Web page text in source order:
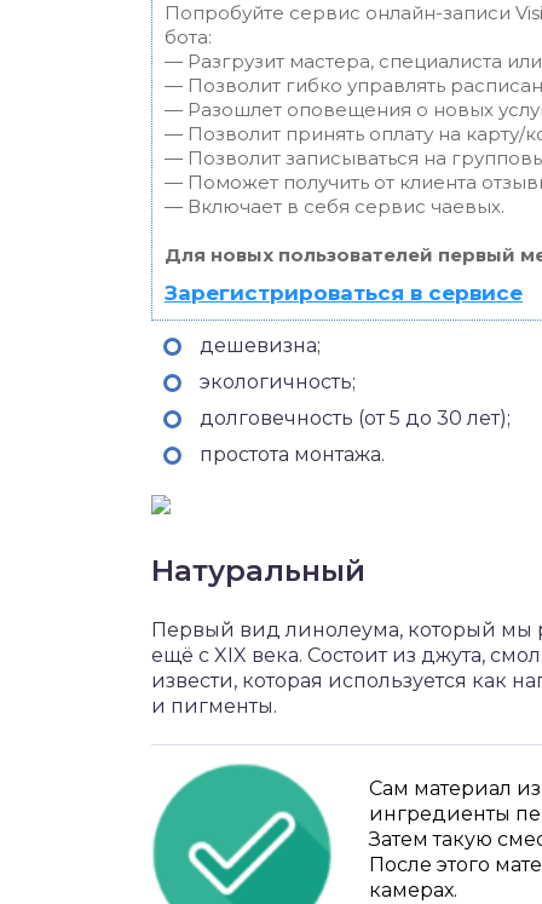
Попробуйте сервис онлайн-записи
бота:
— Разгрузит мастера, специалиста
— Позволит гибко управлять
— Разошлет оповещения о новых
— Позволит принять оплату на карту/
— Позволит записываться на
— Поможет получить от клиента
— Включает в себя сервис чаевых.
Для новых пользователей первый
Зарегистрироваться в сервисе
дешевизна;
экологичность;
долговечность (от 5 до 30 лет);
простота монтажа.
Натуральный
Первый вид линолеума, который мы
ещё с XIX века. Состоит из джута,
извести, которая используется как
и пигменты.
Сам материал
ингредиенты
Затем такую
После этого
камерах.